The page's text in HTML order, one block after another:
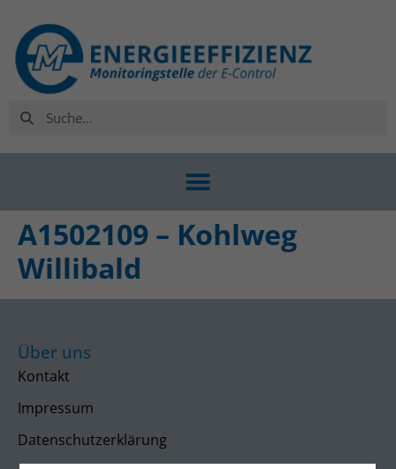
A1502109 – Kohlweg
Willibald
Über uns
Kontakt
Impressum
Datenschutzerklärung